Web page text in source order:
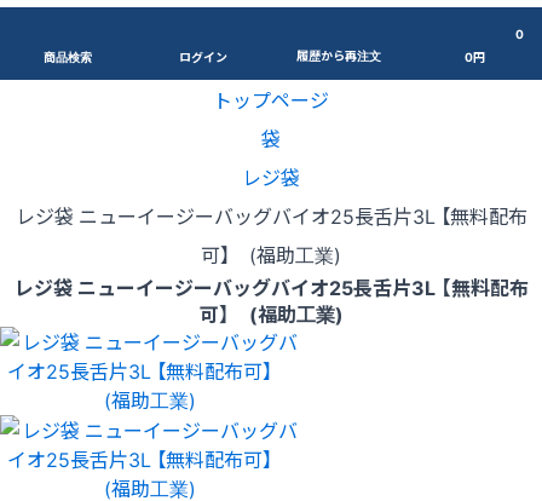
商品検索 ログイン 履歴から再注文
0
0円
トップページ
袋
レジ袋
レジ袋 ニューイージーバッグバイオ25長舌片3L 【無料配布
可】 (福助工業)
レジ袋 ニューイージーバッグバイオ25長舌片3L 【無料配布
可】 (福助工業)